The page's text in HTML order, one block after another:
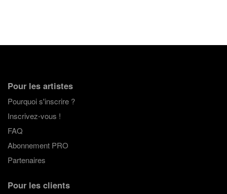
Pour les artistes
Pourquoi s'inscrire ?
Inscrivez-vous !
FAQ
Abonnement PRO
Partenaires
Pour les clients